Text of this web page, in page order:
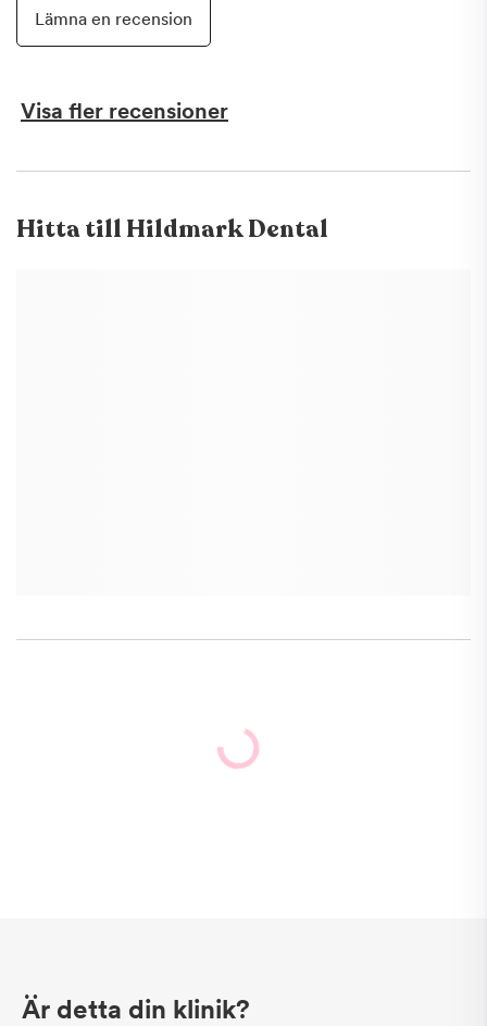
Lämna en recension
Visa fler recensioner
Hitta till Hildmark Dental
Är detta din klinik?